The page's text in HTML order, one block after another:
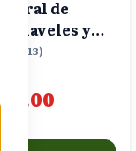
de
Claveles y
Caja Blanca
4,413)